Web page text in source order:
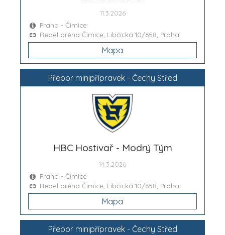
11.3.2026
Praha - Čimice
Rebel aréna Čimice, Libčická 10/658, Praha
Mapa
Přebor minipřípravek - Čechy Střed
HBC Hostivař - Modrý Tým
14.3.2026
Praha - Čimice
Rebel aréna Čimice, Libčická 10/658, Praha
Mapa
Přebor minipřípravek - Čechy Střed